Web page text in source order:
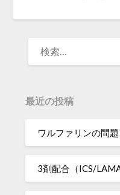
最近の投稿
ワルファリンの問題
3剤配合（ICS/